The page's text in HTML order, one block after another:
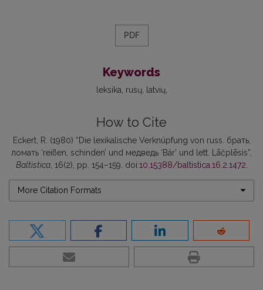
PDF
Keywords
leksika rusų latvių
How to Cite
Eckert, R. (1980) “Die lexikalische Verknüpfung von russ. брать,
ломать ‘reißen, schinden’ und медведь ‘Bär’ und lett. Lāčplēsis”,
Baltistica, 16(2), pp. 154–159. doi:10.15388/baltistica.16.2.1472
More Citation Formats